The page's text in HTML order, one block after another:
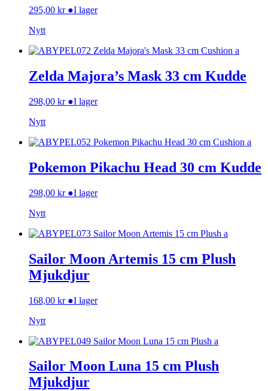
295,00 kr ●I lager
Nytt
Zelda Majora’s Mask 33 cm Kudde
298,00 kr ●I lager
Nytt
Pokemon Pikachu Head 30 cm Kudde
298,00 kr ●I lager
Nytt
Sailor Moon Artemis 15 cm Plush
Mjukdjur
168,00 kr ●I lager
Nytt
Sailor Moon Luna 15 cm Plush
Mjukdjur